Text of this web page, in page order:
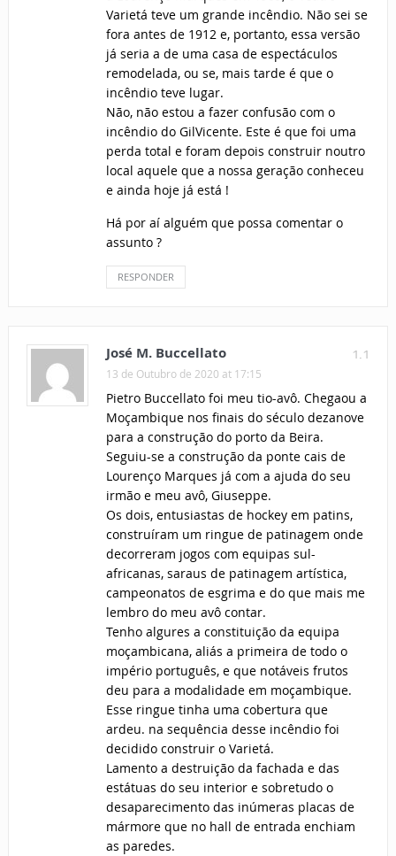
Varietá teve um grande incêndio. Não sei se
fora antes de 1912 e, portanto, essa versão
já seria a de uma casa de espectáculos
remodelada, ou se, mais tarde é que o
incêndio teve lugar.
Não, não estou a fazer confusão com o
incêndio do GilVicente. Este é que foi uma
perda total e foram depois construir noutro
local aquele que a nossa geração conheceu
e ainda hoje já está !
Há por aí alguém que possa comentar o
assunto ?
RESPONDER
1.1
José M. Buccellato
13 de Outubro de 2020 at 17:15
Pietro Buccellato foi meu tio-avô. Chegaou a
Moçambique nos finais do século dezanove
para a construção do porto da Beira.
Seguiu-se a construção da ponte cais de
Lourenço Marques já com a ajuda do seu
irmão e meu avô, Giuseppe.
Os dois, entusiastas de hockey em patins,
construíram um ringue de patinagem onde
decorreram jogos com equipas sul-
africanas, saraus de patinagem artística,
campeonatos de esgrima e do que mais me
lembro do meu avô contar.
Tenho algures a constituição da equipa
moçambicana, aliás a primeira de todo o
império português, e que notáveis frutos
deu para a modalidade em moçambique.
Esse ringue tinha uma cobertura que
ardeu. na sequência desse incêndio foi
decidido construir o Varietá.
Lamento a destruição da fachada e das
estátuas do seu interior e sobretudo o
desaparecimento das inúmeras placas de
mármore que no hall de entrada enchiam
as paredes.